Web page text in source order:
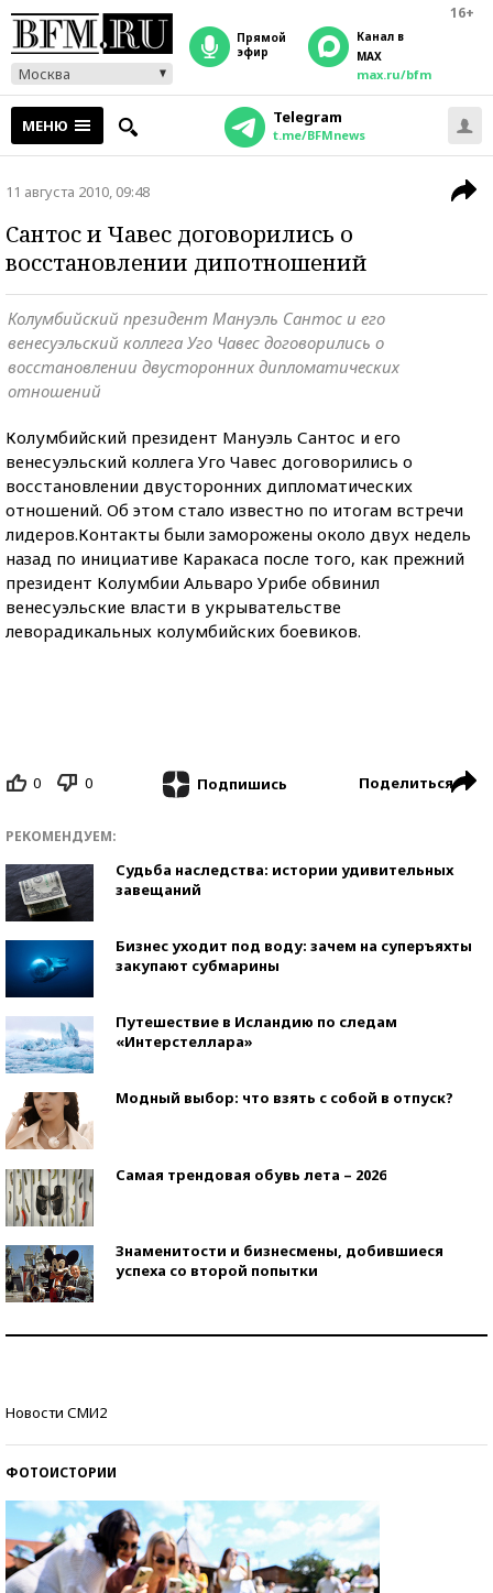
16+
Москва
прямой
эфир
Канал в
MAX
max.ru/bfm
МЕНЮ Telegram
t.me/BFMnews
11 августа 2010, 09:48
Сантос и Чавес договорились о
восстановлении дипотношений
Колумбийский президент Мануэль Сантос и его
венесуэльский коллега Уго Чавес договорились о
восстановлении двусторонних дипломатических
отношений
Колумбийский президент Мануэль Сантос и его
венесуэльский коллега Уго Чавес договорились о
восстановлении двусторонних дипломатических
отношений. Об этом стало известно по итогам встречи
лидеров.Контакты были заморожены около двух недель
назад по инициативе Каракаса после того, как прежний
президент Колумбии Альваро Урибе обвинил
венесуэльские власти в укрывательстве
леворадикальных колумбийских боевиков.
0 0 Подпишись Поделиться
РЕКОМЕНДУЕМ:
Судьба наследства: истории удивительных
завещаний
Бизнес уходит под воду: зачем на суперъяхты
закупают субмарины
Путешествие в Исландию по следам
«Интерстеллара»
Модный выбор: что взять с собой в отпуск?
Самая трендовая обувь лета – 2026
Знаменитости и бизнесмены, добившиеся
успеха со второй попытки
Новости СМИ2
ФОТОИСТОРИИ